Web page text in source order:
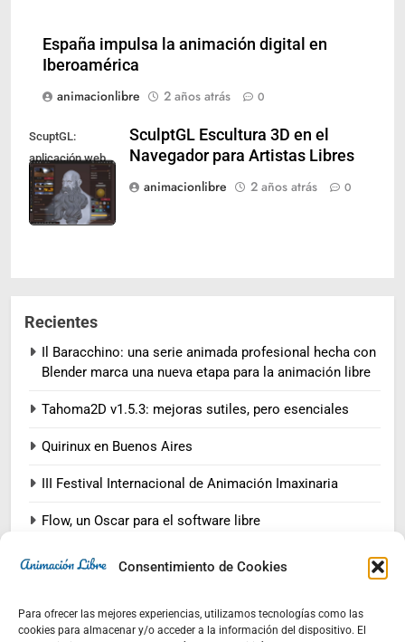
Consentimiento de Cookies
Para ofrecer las mejores experiencias, utilizamos tecnologías como las
cookies para almacenar y/o acceder a la información del dispositivo. El
España impulsa la animación digital en
Iberoamérica
animacionlibre
2 años atrás 0
ScuptGL:
aplicación web
para diseño 3D
SculptGL Escultura 3D en el
Navegador para Artistas Libres
animacionlibre
2 años atrás 0
Recientes
Il Baracchino: una serie animada profesional hecha con
Blender marca una nueva etapa para la animación libre
Tahoma2D v1.5.3: mejoras sutiles, pero esenciales
Quirinux en Buenos Aires
III Festival Internacional de Animación Imaxinaria
Flow, un Oscar para el software libre